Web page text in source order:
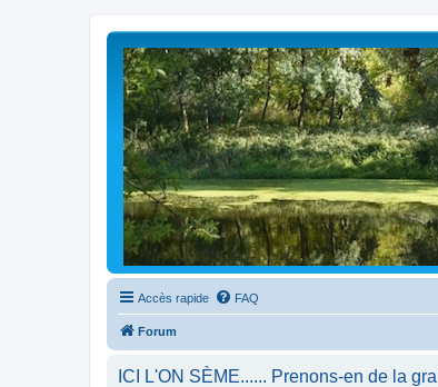
Accès rapide FAQ
Forum
ICI L'ON SÈME...... Prenons-en de la